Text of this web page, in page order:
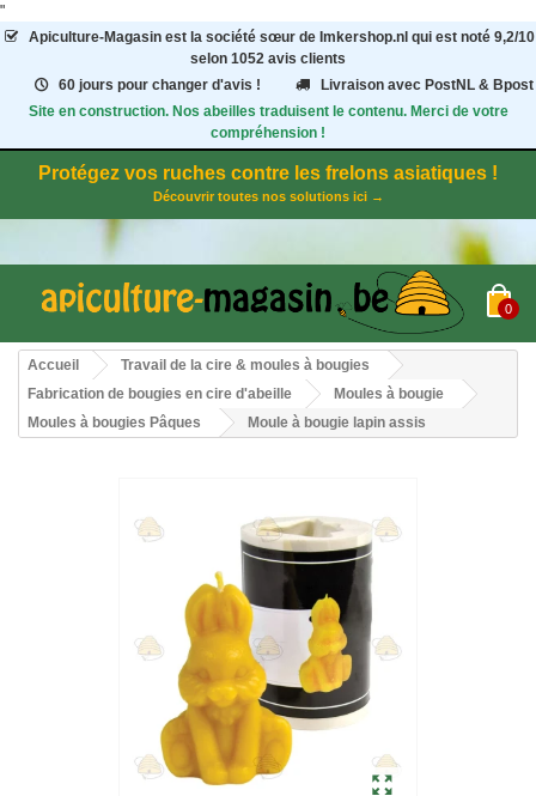
"
Apiculture-Magasinest la société sœur de Imkershop.nl qui est noté 9,2/10
selon 1052 avis clients
60 jours pour changer d'avis !
Livraison avec PostNL & Bpost
Site en construction. Nos abeilles traduisent le contenu. Merci de votre
compréhension !
Protégez vos ruches contre les frelons asiatiques !
Découvrir toutes nos solutions ici →
0
Accueil
Travail de la cire & moules à bougies
Fabrication de bougies en cire d'abeille
Moules à bougie
Moules à bougies Pâques
Moule à bougie lapin assis